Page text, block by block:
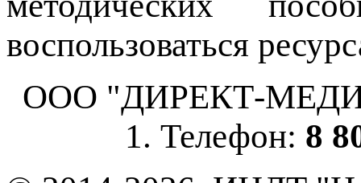
воспользоваться
ООО "ДИРЕКТ-
1. Телефон: 8